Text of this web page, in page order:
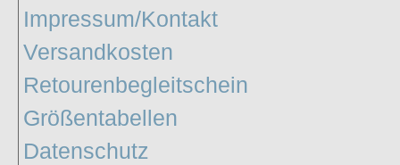
Impressum/Kontakt
Versandkosten
Retourenbegleitschein
Größentabellen
Datenschutz